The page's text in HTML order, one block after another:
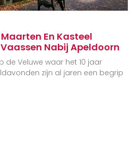
En Kasteel
Nabij Apeldoorn
de Veluwe waar het 10 jaar
zijn al jaren een begrip